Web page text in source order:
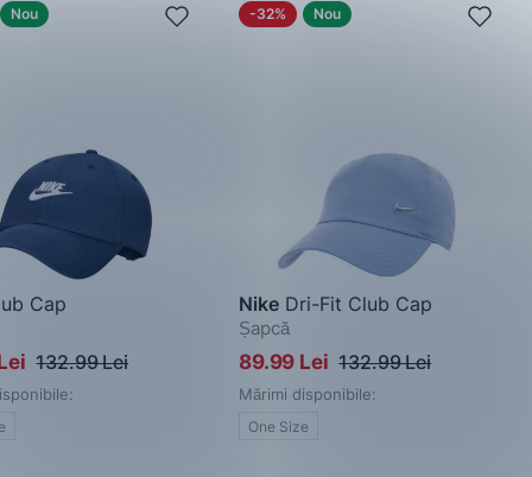
Nou
Cap
132.99 Lei
-32% Nou
Nike Dri-Fit Club Cap
Șapcă
89.99 Lei 132.99 Lei
Mărimi disponibile:
One Size